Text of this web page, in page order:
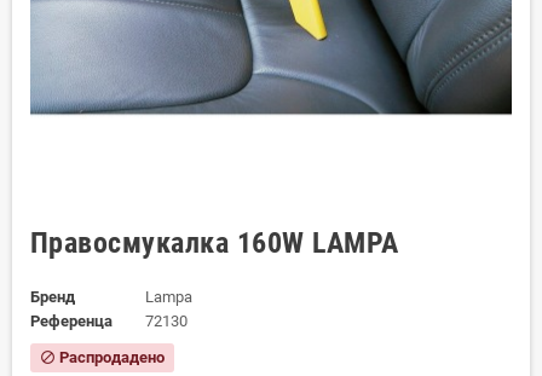
Правосмукалка 160W LAMPA
Бренд
Lampa
Референца
72130
block Распродадено